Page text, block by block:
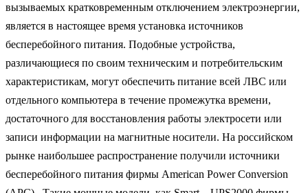
вызываемых кратковременным отключением электроэнергии,
является в настоящее время установка источников
бесперебойного питания. Подобные устройства,
различающиеся по своим техническим и потребительским
характеристикам, могут обеспечить питание всей ЛВС или
отдельного компьютера в течение промежутка времени,
достаточного для восстановления работы электросети или
записи информации на магнитные носители. На российском
рынке наибольшее распространение получили источники
бесперебойного питания фирмы American Power Conversion